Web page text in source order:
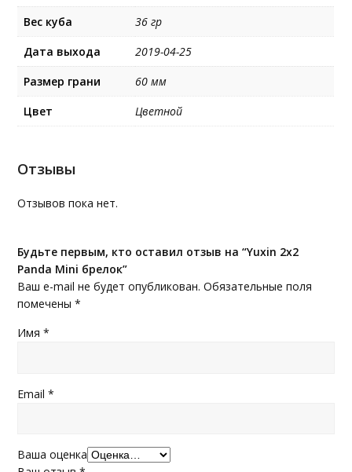
Вес куба
36 гр
Дата выхода
2019-04-25
Размер грани
60 мм
Цвет
Цветной
Отзывы
Отзывов пока нет.
Будьте первым, кто оставил отзыв на “Yuxin 2x2
Panda Mini брелок”
Ваш e-mail не будет опубликован. Обязательные поля
помечены*
Имя*
Email*
Ваша оценка